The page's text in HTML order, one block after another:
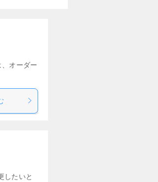
オーダー
したいと